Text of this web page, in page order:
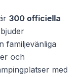
300 officiella
familjevänliga
och
med